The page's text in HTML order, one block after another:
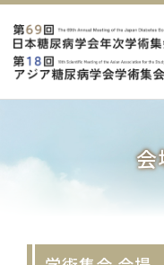
会